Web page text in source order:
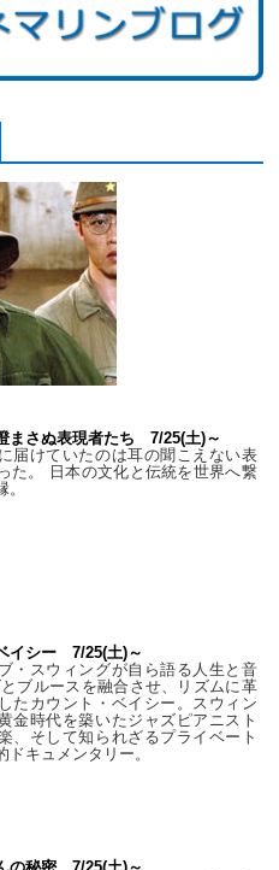
まさぬ表現者たち 7/25(土)～
届けていたのは耳の聞こえない表
た。 日本の文化と伝統を世界へ繋
イシー 7/25(土)～
・スウィングが自ら語る人生と音
ブルースを融合させ、リズムに革
たカウント・ベイシー。スウィン
金時代を築いたジャズピアニスト
、そして知られざるプライベート
ドキュメンタリー。